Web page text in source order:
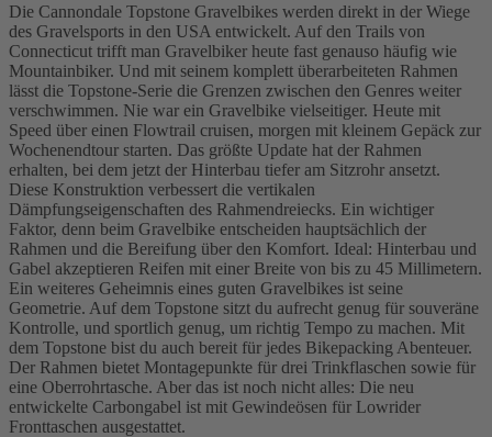
Die Cannondale Topstone Gravelbikes werden direkt in der Wiege
des Gravelsports in den USA entwickelt. Auf den Trails von
Connecticut trifft man Gravelbiker heute fast genauso häufig wie
Mountainbiker. Und mit seinem komplett überarbeiteten Rahmen
lässt die Topstone-Serie die Grenzen zwischen den Genres weiter
verschwimmen. Nie war ein Gravelbike vielseitiger. Heute mit
Speed über einen Flowtrail cruisen, morgen mit kleinem Gepäck zur
Wochenendtour starten. Das größte Update hat der Rahmen
erhalten, bei dem jetzt der Hinterbau tiefer am Sitzrohr ansetzt.
Diese Konstruktion verbessert die vertikalen
Dämpfungseigenschaften des Rahmendreiecks. Ein wichtiger
Faktor, denn beim Gravelbike entscheiden hauptsächlich der
Rahmen und die Bereifung über den Komfort. Ideal: Hinterbau und
Gabel akzeptieren Reifen mit einer Breite von bis zu 45 Millimetern.
Ein weiteres Geheimnis eines guten Gravelbikes ist seine
Geometrie. Auf dem Topstone sitzt du aufrecht genug für souveräne
Kontrolle, und sportlich genug, um richtig Tempo zu machen. Mit
dem Topstone bist du auch bereit für jedes Bikepacking Abenteuer.
Der Rahmen bietet Montagepunkte für drei Trinkflaschen sowie für
eine Oberrohrtasche. Aber das ist noch nicht alles: Die neu
entwickelte Carbongabel ist mit Gewindeösen für Lowrider
Fronttaschen ausgestattet.